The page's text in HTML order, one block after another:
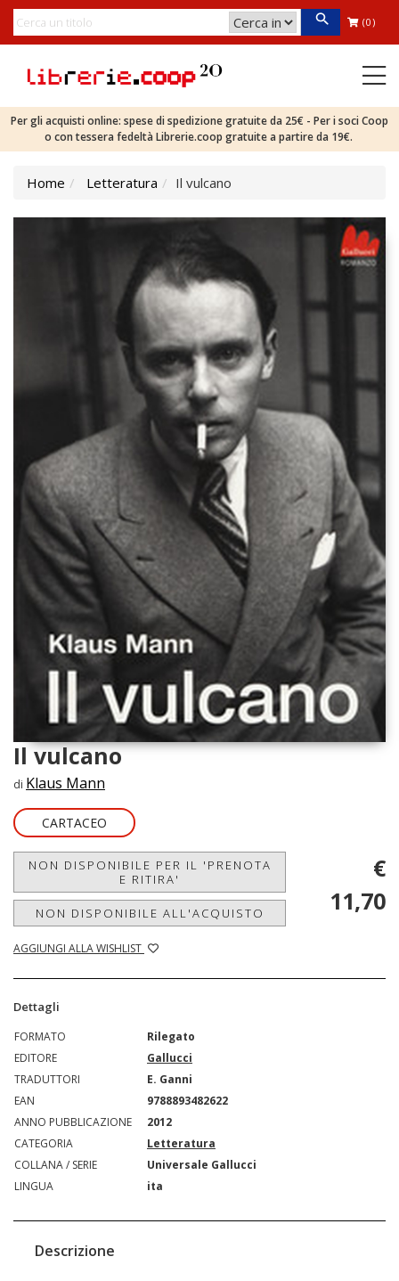
(0)
Per gli acquisti online: spese di spedizione gratuite da 25€ - Per i soci Coop
o con tessera fedeltà Librerie.coop gratuite a partire da 19€.
Home Letteratura Il vulcano
Il vulcano
di Klaus Mann
CARTACEO
NON DISPONIBILE PER IL 'PRENOTA
E RITIRA'
NON DISPONIBILE ALL'ACQUISTO
AGGIUNGI ALLA WISHLIST
€
11,70
Dettagli
FORMATO
Rilegato
EDITORE
Gallucci
TRADUTTORI
E. Ganni
EAN
9788893482622
ANNO PUBBLICAZIONE
2012
CATEGORIA
Letteratura
COLLANA / SERIE
Universale Gallucci
LINGUA
ita
Descrizione